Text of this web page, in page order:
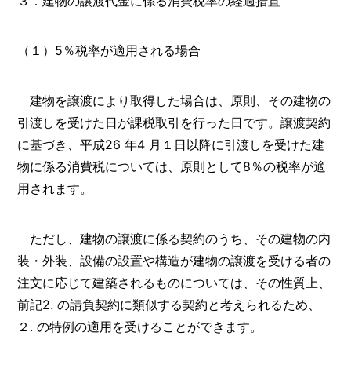
（１）5％税率が適用される場合
建物を譲渡により取得した場合は、原則、その建物の
引渡しを受けた日が課税取引を行った日です。譲渡契約
に基づき、平成26 年4 月１日以降に引渡しを受けた建
物に係る消費税については、原則として8％の税率が適
用されます。
ただし、建物の譲渡に係る契約のうち、その建物の内
装・外装、設備の設置や構造が建物の譲渡を受ける者の
注文に応じて建築されるものについては、その性質上、
前記2. の請負契約に類似する契約と考えられるため、
２. の特例の適用を受けることができます。